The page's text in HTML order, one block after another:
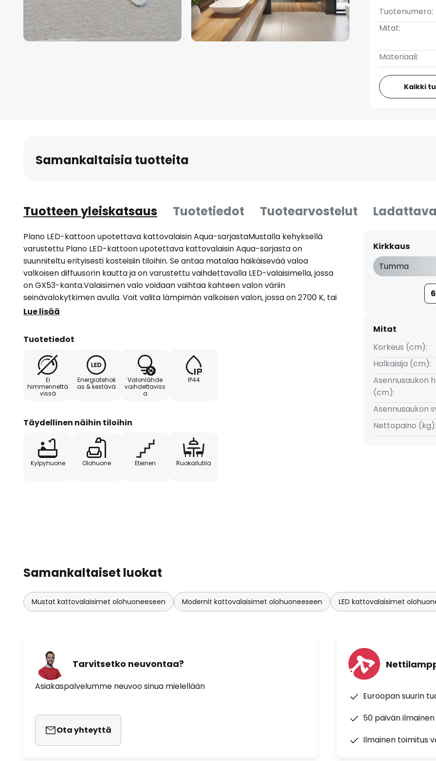
Tuotenumero:
Mitat:
Materiaali:
Kaikki
Samankaltaisia tuotteita
Tuotteen yleiskatsaus Tuotetiedot Tuotearvostelut
Plano LED-kattoon upotettava kattovalaisin Aqua-sarjastaMustalla kehyksellä
varustettu Plano LED-kattoon upotettava kattovalaisin Aqua-sarjasta on
suunniteltu erityisesti kosteisiin tiloihin. Se antaa matalaa häikäisevää valoa
valkoisen diffuusorin kautta ja on varustettu vaihdettavalla LED-valaisimella, jossa
on GX53-kanta.Valaisimen valo voidaan vaihtaa kahteen valon väriin
seinävalokytkimen avulla. Voit valita lämpimän valkoisen valon, jossa on 2700 K, tai
yleisvalon, jossa on 4000 K.- Snap-in-kiinnitys 90 mm:n kattoleikkaukseen- Pitkä
toimiva vaihdettavan LED-valonlähteen ansiosta- Voidaan käyttää lämpötila-
Lue lisää
Tuotetiedot
Ei
himmennettä
vissä
Energiatehok
as & kestävä
Valonlähde
vaihdettaviss
a
IP44
Täydellinen näihin tiloihin
Kylpyhuone Olohuone Eteinen Ruokailutila
Kirkkaus
Tumma
Mitat
Korkeus (cm):
Halkaisija (cm):
Asennusaukon
(cm):
Asennusaukon
Nettopaino (kg):
Samankaltaiset luokat
Mustat kattovalaisimet olohuoneeseen Modernit kattovalaisimet olohuoneeseen LED kattovalaisimet
Tarvitsetko neuvontaa?
Asiakaspalvelumme neuvoo sinua mielellään
Ota yhteyttä
Euroopan suurin
50 päivän
Ilmainen toimitus